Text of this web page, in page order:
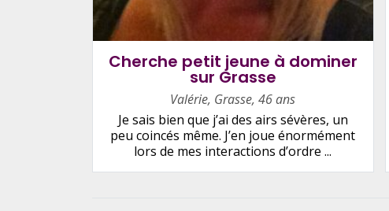
Cherche petit jeune à dominer
sur Grasse
Valérie, Grasse,46 ans
Je sais bien que j’ai des airs sévères, un
peu coincés même. J’en joue énormément
lors de mes interactions d’ordre ...